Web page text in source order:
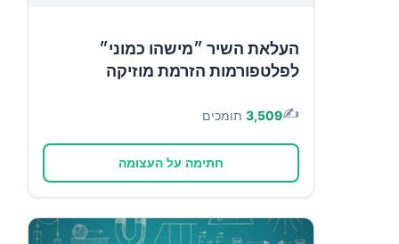
העלאת השיר ״מישהו כמוני״
לפלטפורמות הזרמת מוזיקה
✍️
3,509 תומכים
חתימה על העצומה